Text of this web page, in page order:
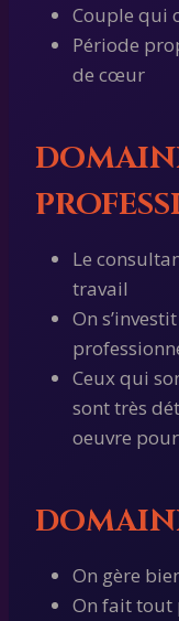
Couple qui
Période
de cœur
Le
travail
On
Ceux qui
sont très
oeuvre
On gère
On fait tout